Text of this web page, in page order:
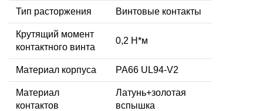
Тип расторжения Винтовые контакты
Крутящий момент
контактного винта
0,2 Н*м
Материал корпуса PA66 UL94-V2
Материал
контактов
Латунь+золотая
вспышка